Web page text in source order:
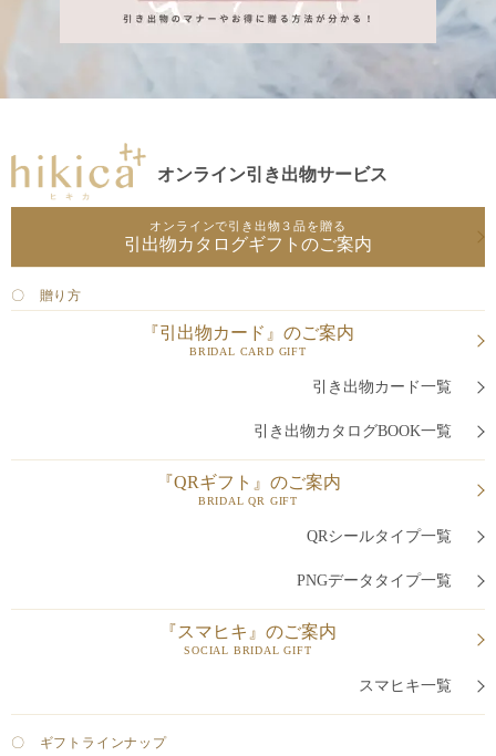
オンライン引き出物サービス
オンラインで引き出物３品を贈る
引出物カタログギフトのご案内
〇 贈り方
『引出物カード』のご案内
BRIDAL CARD GIFT
引き出物カード一覧
引き出物カタログBOOK一覧
『QRギフト』のご案内
BRIDAL QR GIFT
QRシールタイプ一覧
PNGデータタイプ一覧
『スマヒキ』のご案内
SOCIAL BRIDAL GIFT
スマヒキ一覧
〇 ギフトラインナップ